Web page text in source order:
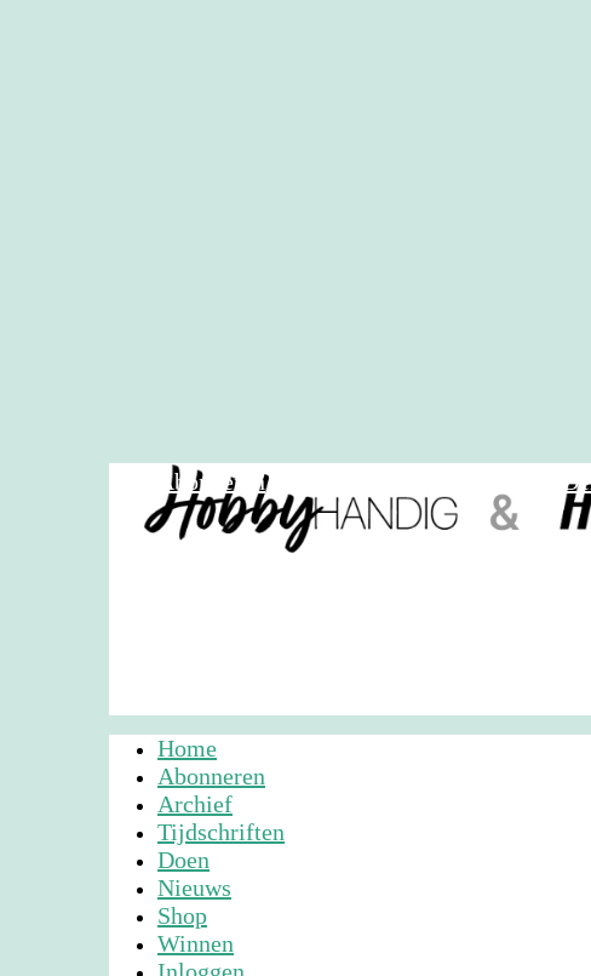
Abonneren
Home
Abonneren
Archief
Tijdschriften
Doen
Nieuws
Shop
Winnen